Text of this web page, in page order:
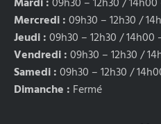
Mardi :09h30 – 12h30 /
Mercredi :09h30 – 12h30 /
Jeudi :09h30 – 12h30 / 14h00
Vendredi :09h30 – 12h30 /
Samedi :09h30 – 12h30 /
Dimanche : Fermé